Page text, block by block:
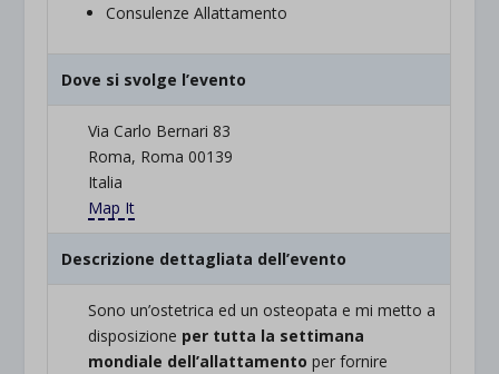
Consulenze Allattamento
Dove si svolge l’evento
Via Carlo Bernari 83
Roma, Roma 00139
Italia
Map It
Descrizione dettagliata dell’evento
Sono un’ostetrica ed un osteopata e mi metto a
disposizione per tutta la settimana
mondiale dell’allattamento per fornire